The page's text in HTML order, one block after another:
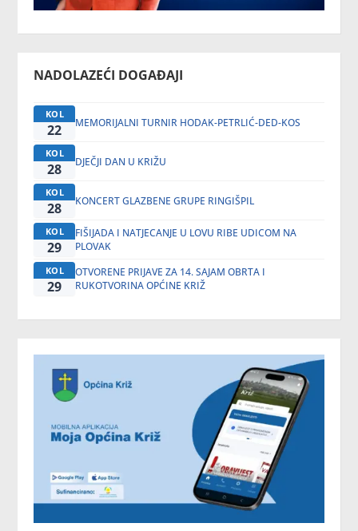
NADOLAZEĆI DOGAĐAJI
KOL
22 MEMORIJALNI TURNIR HODAK-PETRLIĆ-DED-KOS
KOL
28 DJEČJI DAN U KRIŽU
KOL
28 KONCERT GLAZBENE GRUPE RINGIŠPIL
KOL
29
FIŠIJADA I NATJECANJE U LOVU RIBE UDICOM NA
PLOVAK
KOL
29
OTVORENE PRIJAVE ZA 14. SAJAM OBRTA I
RUKOTVORINA OPĆINE KRIŽ